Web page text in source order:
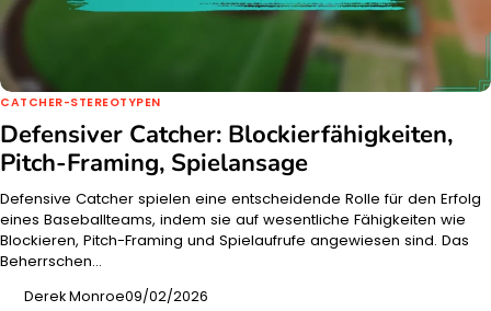
CATCHER-STEREOTYPEN
Defensiver Catcher: Blockierfähigkeiten,
Pitch-Framing, Spielansage
Defensive Catcher spielen eine entscheidende Rolle für den Erfolg
eines Baseballteams, indem sie auf wesentliche Fähigkeiten wie
Blockieren, Pitch-Framing und Spielaufrufe angewiesen sind. Das
Beherrschen…
Derek Monroe09/02/2026